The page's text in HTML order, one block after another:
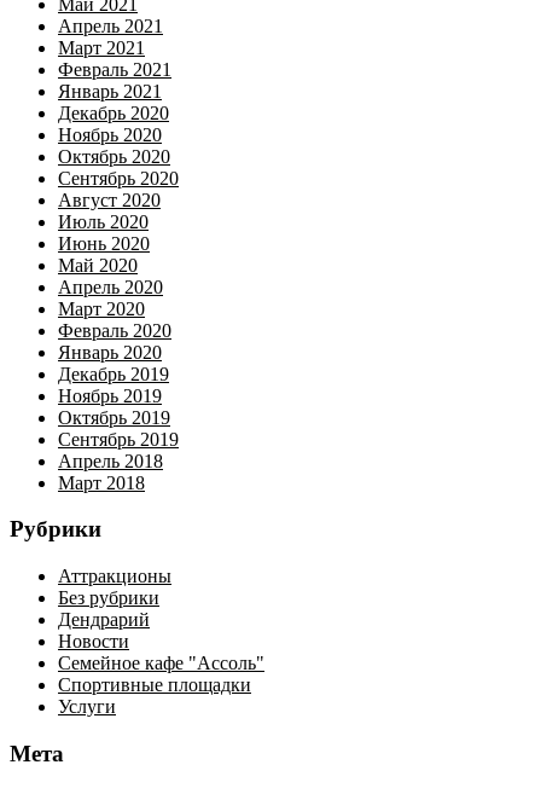
Апрель 2021
Март 2021
Февраль 2021
Январь 2021
Декабрь 2020
Ноябрь 2020
Октябрь 2020
Сентябрь 2020
Август 2020
Июль 2020
Июнь 2020
Май 2020
Апрель 2020
Март 2020
Февраль 2020
Январь 2020
Декабрь 2019
Ноябрь 2019
Октябрь 2019
Сентябрь 2019
Апрель 2018
Март 2018
Рубрики
Аттракционы
Без рубрики
Дендрарий
Новости
Семейное кафе "Ассоль"
Спортивные площадки
Услуги
Мета